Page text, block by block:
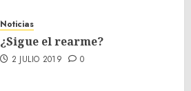
Noticias
¿Sigue el rearme?
2 JULIO 2019 0